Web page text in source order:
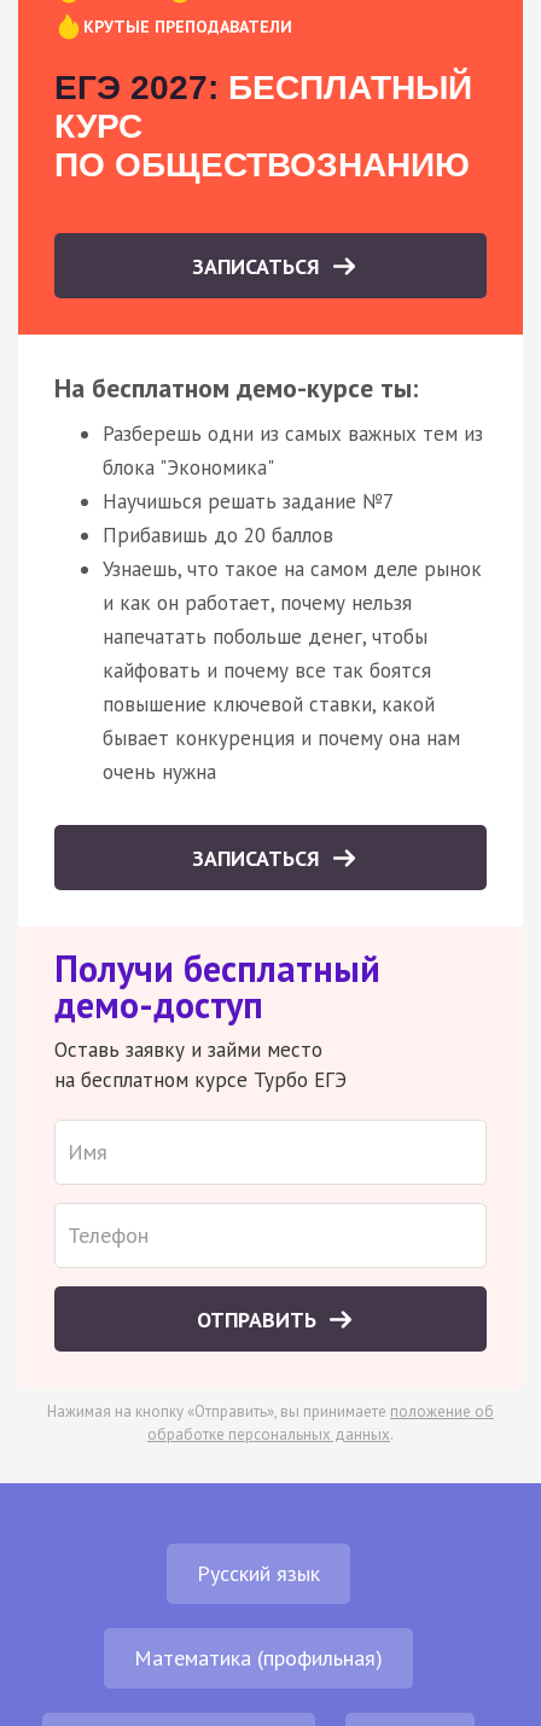
КРУТЫЕ ПРЕПОДАВАТЕЛИ
ЕГЭ 2027: БЕСПЛАТНЫЙ
КУРС
ПО ОБЩЕСТВОЗНАНИЮ
ЗАПИСАТЬСЯ
На бесплатном демо-курсе ты:
Разберешь одни из самых важных тем из
блока "Экономика"
Научишься решать задание №7
Прибавишь до 20 баллов
Узнаешь, что такое на самом деле рынок
и как он работает, почему нельзя
напечатать побольше денег, чтобы
кайфовать и почему все так боятся
повышение ключевой ставки, какой
бывает конкуренция и почему она нам
очень нужна
ЗАПИСАТЬСЯ
Получи бесплатный
демо-доступ
Оставь заявку и займи место
на бесплатном курсе Турбо ЕГЭ
ОТПРАВИТЬ
Нажимая на кнопку «Отправить», вы принимаете положение об
обработке персональных данных.
Русский язык
Математика (профильная)